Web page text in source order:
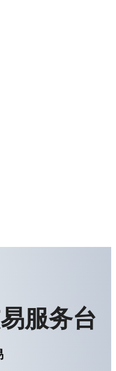
服务台